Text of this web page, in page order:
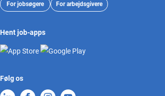
For jobsøgere For arbejdsgivere
Hent job-apps
Følg os